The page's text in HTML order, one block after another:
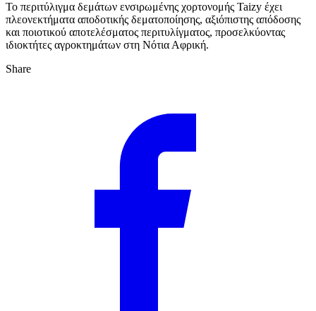
Το περιτύλιγμα δεμάτων ενσιρωμένης χορτονομής Taizy έχει
πλεονεκτήματα αποδοτικής δεματοποίησης, αξιόπιστης απόδοσης
και ποιοτικού αποτελέσματος περιτυλίγματος, προσελκύοντας
ιδιοκτήτες αγροκτημάτων στη Νότια Αφρική.
Share